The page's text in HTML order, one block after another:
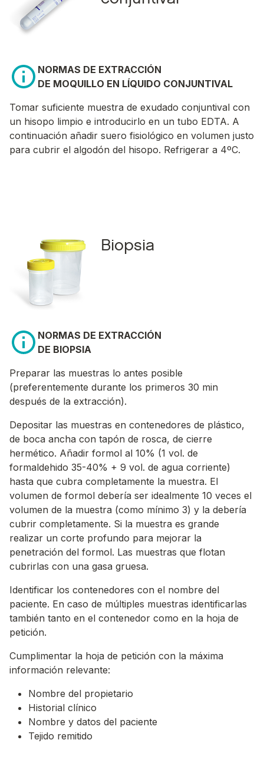
NORMAS DE EXTRACCIÓN
DE MOQUILLO EN LÍQUIDO CONJUNTIVAL
Tomar suficiente muestra de exudado conjuntival con
un hisopo limpio e introducirlo en un tubo EDTA. A
continuación añadir suero fisiológico en volumen justo
para cubrir el algodón del hisopo. Refrigerar a 4ºC.
Biopsia
NORMAS DE EXTRACCIÓN
DE BIOPSIA
Preparar las muestras lo antes posible
(preferentemente durante los primeros 30 min
después de la extracción).
Depositar las muestras en contenedores de plástico,
de boca ancha con tapón de rosca, de cierre
hermético. Añadir formol al 10% (1 vol. de
formaldehido 35-40% + 9 vol. de agua corriente)
hasta que cubra completamente la muestra. El
volumen de formol debería ser idealmente 10 veces el
volumen de la muestra (como mínimo 3) y la debería
cubrir completamente. Si la muestra es grande
realizar un corte profundo para mejorar la
penetración del formol. Las muestras que flotan
cubrirlas con una gasa gruesa.
Identificar los contenedores con el nombre del
paciente. En caso de múltiples muestras identificarlas
también tanto en el contenedor como en la hoja de
petición.
Cumplimentar la hoja de petición con la máxima
información relevante:
Nombre del propietario
Historial clínico
Nombre y datos del paciente
Tejido remitido